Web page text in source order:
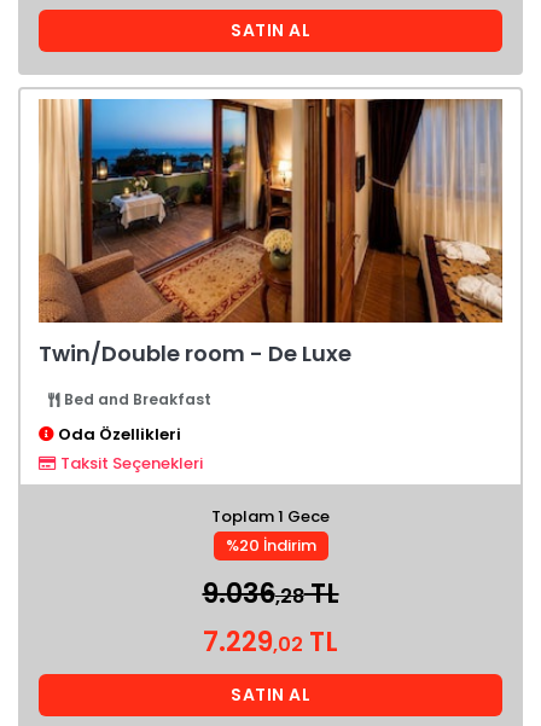
SATIN AL
Twin/Double room - De Luxe
Bed and Breakfast
Oda Özellikleri
Taksit Seçenekleri
Toplam 1 Gece
%20 İndirim
9.036,28TL
7.229,02 TL
SATIN AL